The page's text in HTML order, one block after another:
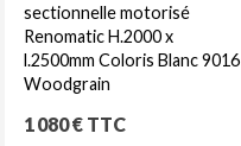
sectionnelle motorisé
Renomatic H.2000 x
l.2500mm Coloris Blanc 9016
Woodgrain
Prix
1 080 € TTC